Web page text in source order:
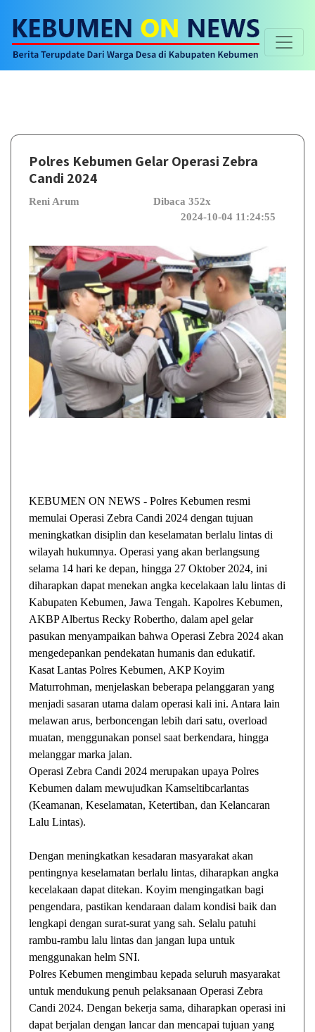
Polres Kebumen Gelar Operasi Zebra
Candi 2024
Reni Arum
Dibaca 352x
2024-10-04 11:24:55
KEBUMEN ON NEWS - Polres Kebumen resmi
memulai Operasi Zebra Candi 2024 dengan tujuan
meningkatkan disiplin dan keselamatan berlalu lintas di
wilayah hukumnya. Operasi yang akan berlangsung
selama 14 hari ke depan, hingga 27 Oktober 2024, ini
diharapkan dapat menekan angka kecelakaan lalu lintas di
Kabupaten Kebumen, Jawa Tengah. Kapolres Kebumen,
AKBP Albertus Recky Robertho, dalam apel gelar
pasukan menyampaikan bahwa Operasi Zebra 2024 akan
mengedepankan pendekatan humanis dan edukatif.
Kasat Lantas Polres Kebumen, AKP Koyim
Maturrohman, menjelaskan beberapa pelanggaran yang
menjadi sasaran utama dalam operasi kali ini. Antara lain
melawan arus, berboncengan lebih dari satu, overload
muatan, menggunakan ponsel saat berkendara, hingga
melanggar marka jalan.
Operasi Zebra Candi 2024 merupakan upaya Polres
Kebumen dalam mewujudkan Kamseltibcarlantas
(Keamanan, Keselamatan, Ketertiban, dan Kelancaran
Lalu Lintas).
Dengan meningkatkan kesadaran masyarakat akan
pentingnya keselamatan berlalu lintas, diharapkan angka
kecelakaan dapat ditekan. Koyim mengingatkan bagi
pengendara, pastikan kendaraan dalam kondisi baik dan
lengkapi dengan surat-surat yang sah. Selalu patuhi
rambu-rambu lalu lintas dan jangan lupa untuk
menggunakan helm SNI.
Polres Kebumen mengimbau kepada seluruh masyarakat
untuk mendukung penuh pelaksanaan Operasi Zebra
Candi 2024. Dengan bekerja sama, diharapkan operasi ini
dapat berjalan dengan lancar dan mencapai tujuan yang